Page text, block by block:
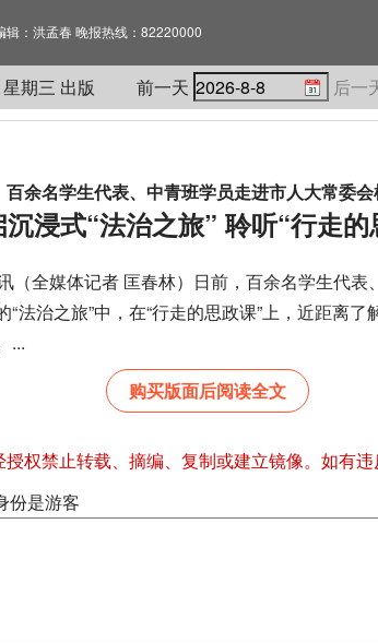
辑：洪孟春 晚报热线：82220000
星期三 出版 前一天 后一
百余名学生代表、中青班学员走进市人大常委
浸式“法治之旅” 聆听“行走的
全媒体记者 匡春林）日前，百余名学生代表
法治之旅”中，在“行走的思政课”上，近距离
...
购买版面后阅读全文
权禁止转载、摘编、复制或建立镜像。如有违
份是游客